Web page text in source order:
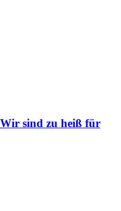
sind zu heiß für